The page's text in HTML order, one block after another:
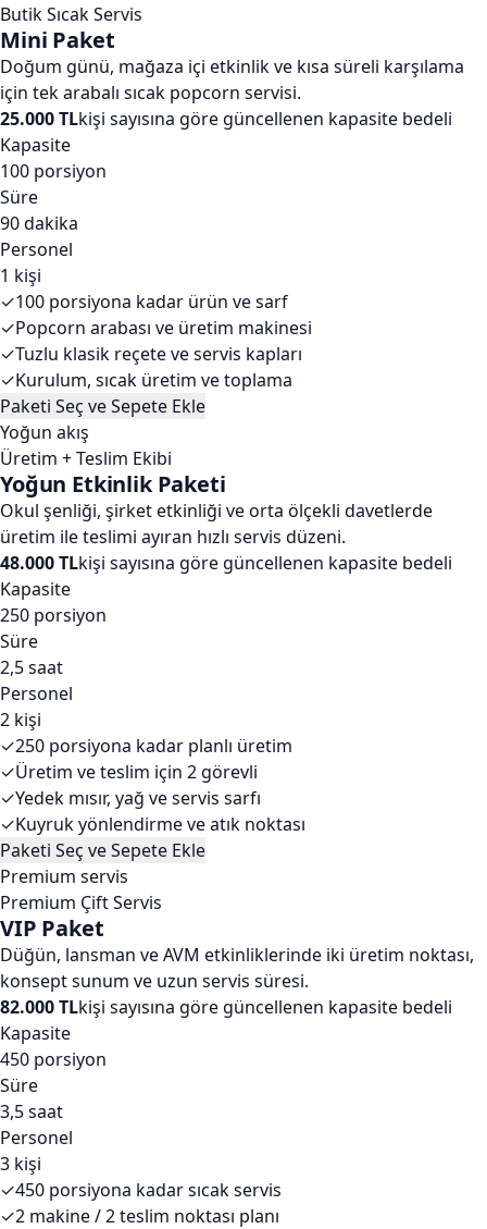
Butik Sıcak Servis
Mini Paket
Doğum günü, mağaza içi etkinlik ve kısa süreli karşılama
için tek arabalı sıcak popcorn servisi.
25.000 TLkişi sayısına göre güncellenen kapasite bedeli
Kapasite
100 porsiyon
Süre
90 dakika
Personel
1 kişi
✓100 porsiyona kadar ürün ve sarf
✓Popcorn arabası ve üretim makinesi
✓Tuzlu klasik reçete ve servis kapları
✓Kurulum, sıcak üretim ve toplama
Paketi Seç ve Sepete Ekle
Yoğun akış
Üretim + Teslim Ekibi
Yoğun Etkinlik Paketi
Okul şenliği, şirket etkinliği ve orta ölçekli davetlerde
üretim ile teslimi ayıran hızlı servis düzeni.
48.000 TLkişi sayısına göre güncellenen kapasite bedeli
Kapasite
250 porsiyon
Süre
2,5 saat
Personel
2 kişi
✓250 porsiyona kadar planlı üretim
✓Üretim ve teslim için 2 görevli
✓Yedek mısır, yağ ve servis sarfı
✓Kuyruk yönlendirme ve atık noktası
Paketi Seç ve Sepete Ekle
Premium servis
Premium Çift Servis
VIP Paket
Düğün, lansman ve AVM etkinliklerinde iki üretim noktası,
konsept sunum ve uzun servis süresi.
82.000 TLkişi sayısına göre güncellenen kapasite bedeli
Kapasite
450 porsiyon
Süre
3,5 saat
Personel
3 kişi
✓450 porsiyona kadar sıcak servis
✓2 makine / 2 teslim noktası planı